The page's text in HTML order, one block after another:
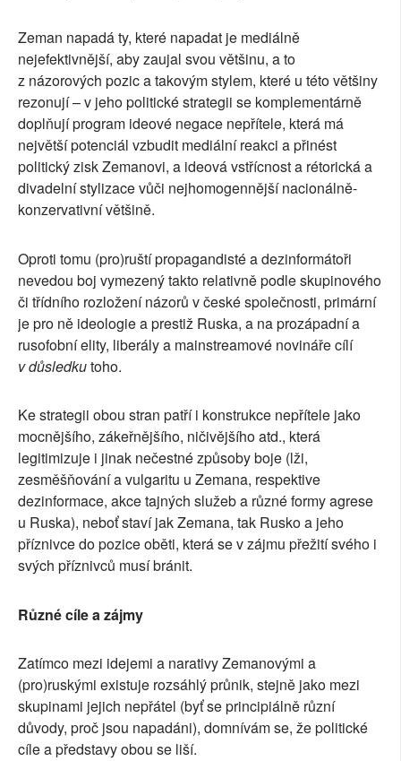
Zeman napadá ty, které napadat je mediálně
nejefektivnější, aby zaujal svou většinu, a to
z názorových pozic a takovým stylem, které u této většiny
rezonují – v jeho politické strategii se komplementárně
doplňují program ideové negace nepřítele, která má
největší potenciál vzbudit mediální reakci a přinést
politický zisk Zemanovi, a ideová vstřícnost a rétorická a
divadelní stylizace vůči nejhomogennější nacionálně-
konzervativní většině.
Oproti tomu (pro)ruští propagandisté a dezinformátoři
nevedou boj vymezený takto relativně podle skupinového
či třídního rozložení názorů v české společnosti, primární
je pro ně ideologie a prestiž Ruska, a na prozápadní a
rusofobní elity, liberály a mainstreamové novinářecílí
v důsledkutoho.
Ke strategii obou stran patří i konstrukce nepřítele jako
mocnějšího, zákeřnějšího, ničivějšího atd., která
legitimizuje i jinak nečestné způsoby boje (lži,
zesměšňování a vulgaritu u Zemana, respektive
dezinformace, akce tajných služeb a různé formy agrese
u Ruska), neboť staví jak Zemana, tak Rusko a jeho
příznivce do pozice oběti, která se v zájmu přežití svého i
svých příznivců musí bránit.
Různé cíle a zájmy
Zatímco mezi idejemi a narativy Zemanovými a
(pro)ruskými existuje rozsáhlý průnik, stejně jako mezi
skupinami jejich nepřátel (byť se principiálně různí
důvody, proč jsou napadáni), domnívám se, že politické
cíle a představy obou se liší.